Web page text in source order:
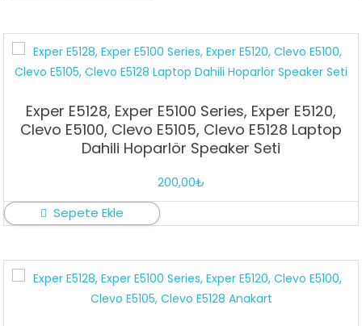
Exper E5128, Exper E5100 Series, Exper E5120,
Clevo E5100, Clevo E5105, Clevo E5128 Laptop
Dahili Hoparlör Speaker Seti
200,00₺
Sepete Ekle